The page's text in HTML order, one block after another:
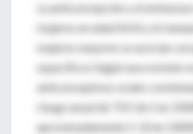
La anticoncepción y el
mujeres en edad fértil y el
mujeres mayores se asocian
específicos Según una revisión
anticonceptivos orales
riesgo anual de TEV de 2 en
aproximadamente 5-10 en